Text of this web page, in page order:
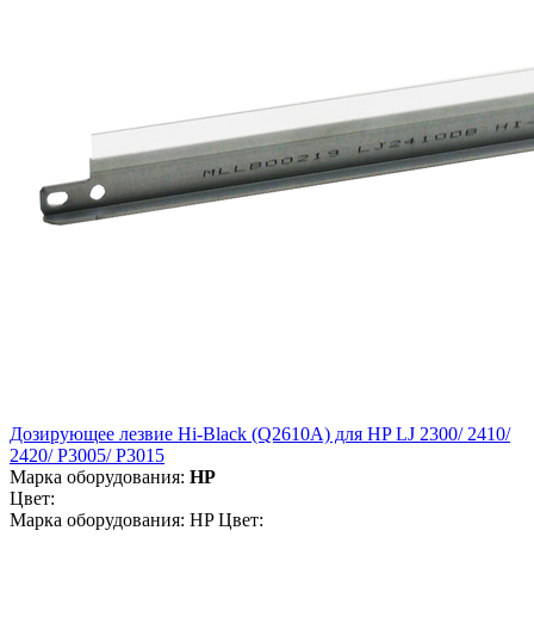
Дозирующее лезвие Hi-Black (Q2610A) для HP LJ 2300/ 2410/
2420/ P3005/ P3015
Марка оборудования: HP
Цвет:
Марка оборудования: HP Цвет: